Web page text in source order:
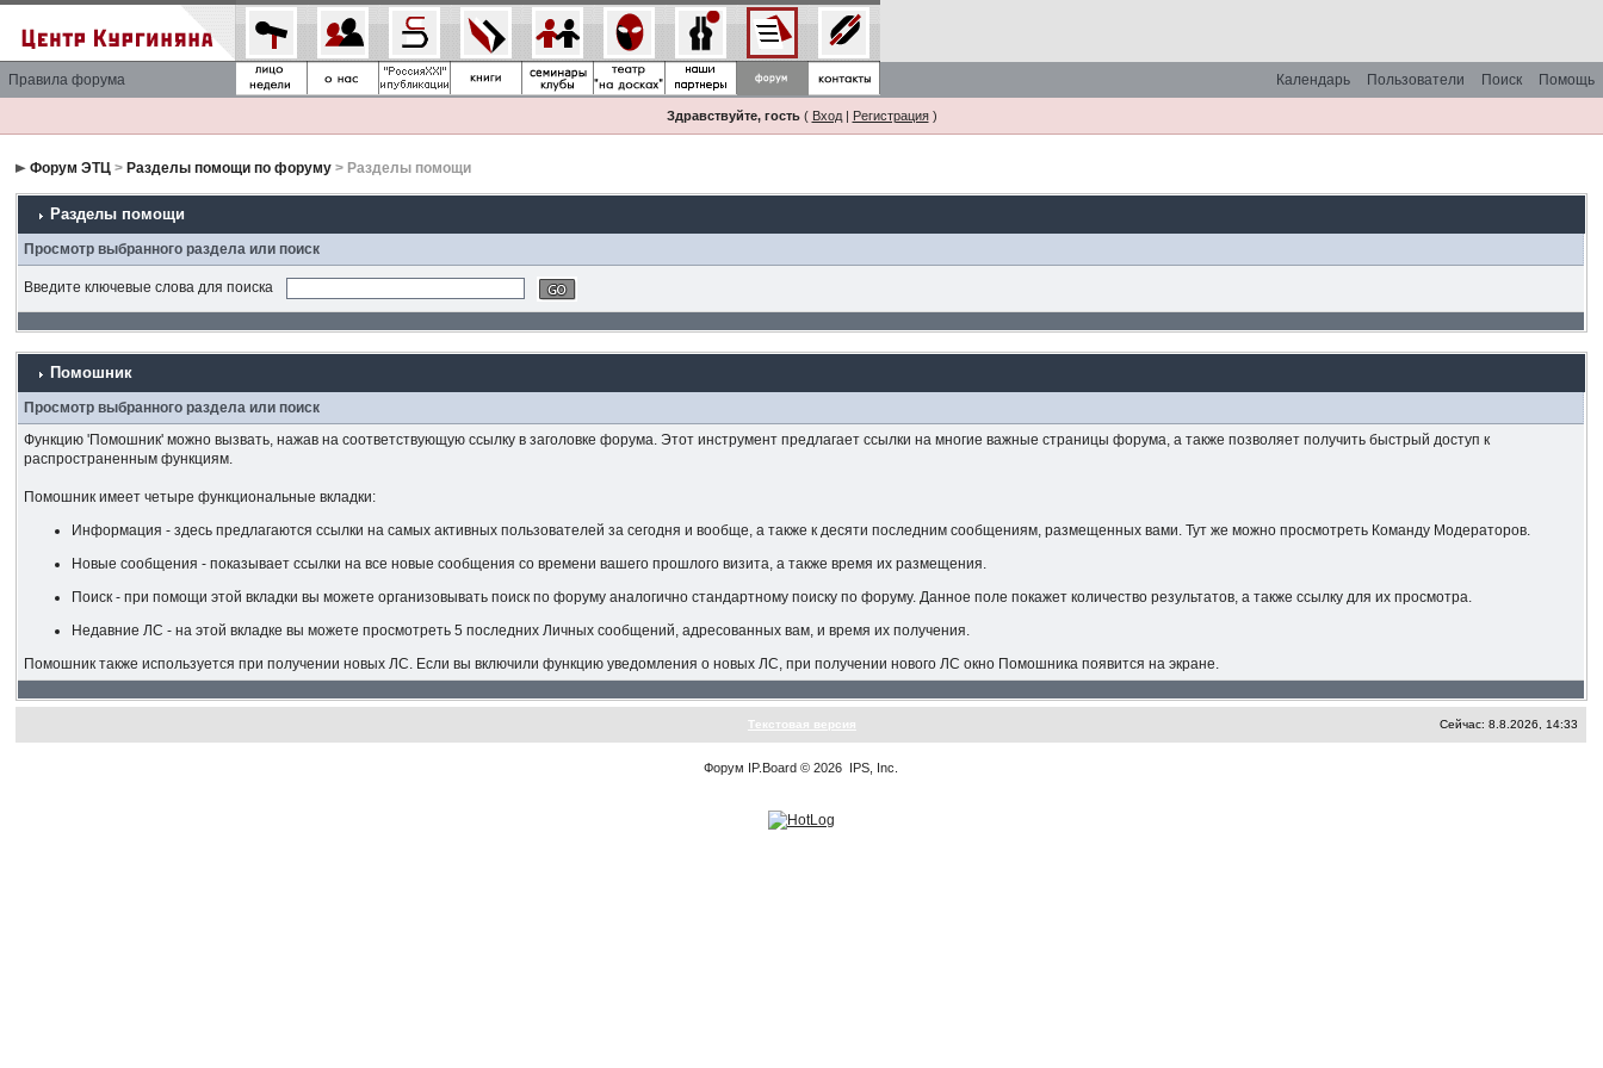
Правила форума Помощь
Поиск
Пользователи
Календарь
Здравствуйте, гость( Вход| Регистрация)
Форум ЭТЦ > Разделы помощи по форуму > Разделы помощи
Разделы помощи
Просмотр выбранного раздела или поиск
Введите ключевые слова для поиска
Помошник
Просмотр выбранного раздела или поиск
Функцию 'Помошник' можно вызвать, нажав на соответствующую ссылку в заголовке форума. Этот инструмент предлагает ссылки на многие важные страницы форума, а также позволяет получить быстрый доступ к
распространенным функциям.
Помошник имеет четыре функциональные вкладки:
Информация - здесь предлагаются ссылки на самых активных пользователей за сегодня и вообще, а также к десяти последним сообщениям, размещенных вами. Тут же можно просмотреть Команду Модераторов.
Новые сообщения - показывает ссылки на все новые сообщения со времени вашего прошлого визита, а также время их размещения.
Поиск - при помощи этой вкладки вы можете организовывать поиск по форуму аналогично стандартному поиску по форуму. Данное поле покажет количество результатов, а также ссылку для их просмотра.
Недавние ЛС - на этой вкладке вы можете просмотреть 5 последних Личных сообщений, адресованных вам, и время их получения.
Помошник также используется при получении новых ЛС. Если вы включили функцию уведомления о новых ЛС, при получении нового ЛС окно Помошника появится на экране.
Текстовая версия Сейчас: 8.8.2026, 14:33
Форум IP.Board © 2026 IPS, Inc